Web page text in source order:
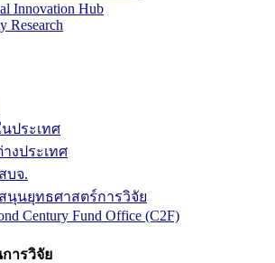
Innovation Hub
Research
ประเทศ
งประเทศ
บจ.
นุนยุทธศาสตร์การวิจัย
Century Fund Office (C2F)
ารวิจัย